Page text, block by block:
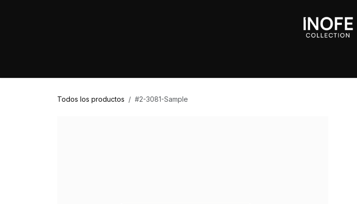
Todos los productos #2-3081-Sample